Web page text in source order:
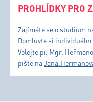
PROHLÍDKY PRO
Zajímáte se o studium
Domluvte si
Volejte pí. Mgr.
pište na